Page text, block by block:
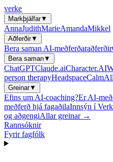
verke
Markþjálfar▼
AnnaJudithMarieAmandaMikkel
Aðferðir▼
Bera saman AI-meðferðaraðferðir
Bera saman▼
ChatGPTClaude.aiCharacter.AI
person therapyHeadspaceCalm
Greinar▼
Efins um AI-coaching?Er AI-
meðferð hjá fagaðilaInnsýn í
og aðgengiAllar greinar →
Rannsóknir
Fyrir fagfólk